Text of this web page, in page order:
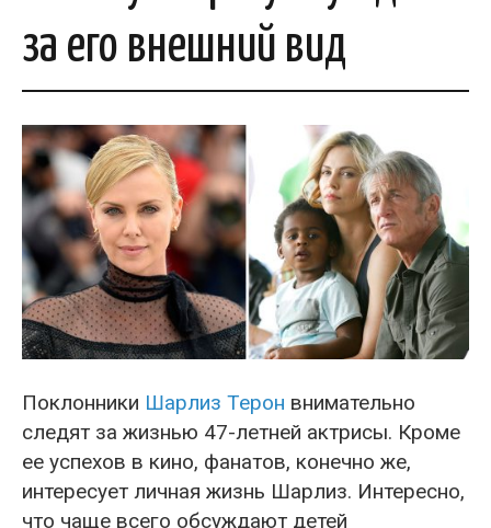
за его внешний вид
Поклонники Шарлиз Терон внимательно
следят за жизнью 47-летней актрисы. Кроме
ее успехов в кино, фанатов, конечно же,
интересует личная жизнь Шарлиз. Интересно,
что чаще всего обсуждают детей